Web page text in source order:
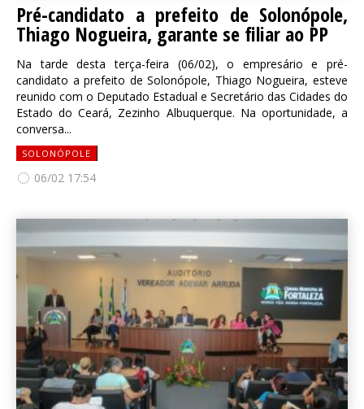
Pré-candidato a prefeito de Solonópole,
Thiago Nogueira, garante se filiar ao PP
Na tarde desta terça-feira (06/02), o empresário e pré-
candidato a prefeito de Solonópole, Thiago Nogueira, esteve
reunido com o Deputado Estadual e Secretário das Cidades do
Estado do Ceará, Zezinho Albuquerque. Na oportunidade, a
conversa...
SOLONÓPOLE
06/02 17:54